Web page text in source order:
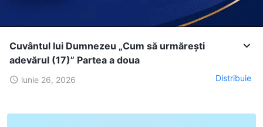
Cuvântul lui Dumnezeu „Cum să urmărești
adevărul (17)” Partea a doua
iunie 26, 2026 Distribuie